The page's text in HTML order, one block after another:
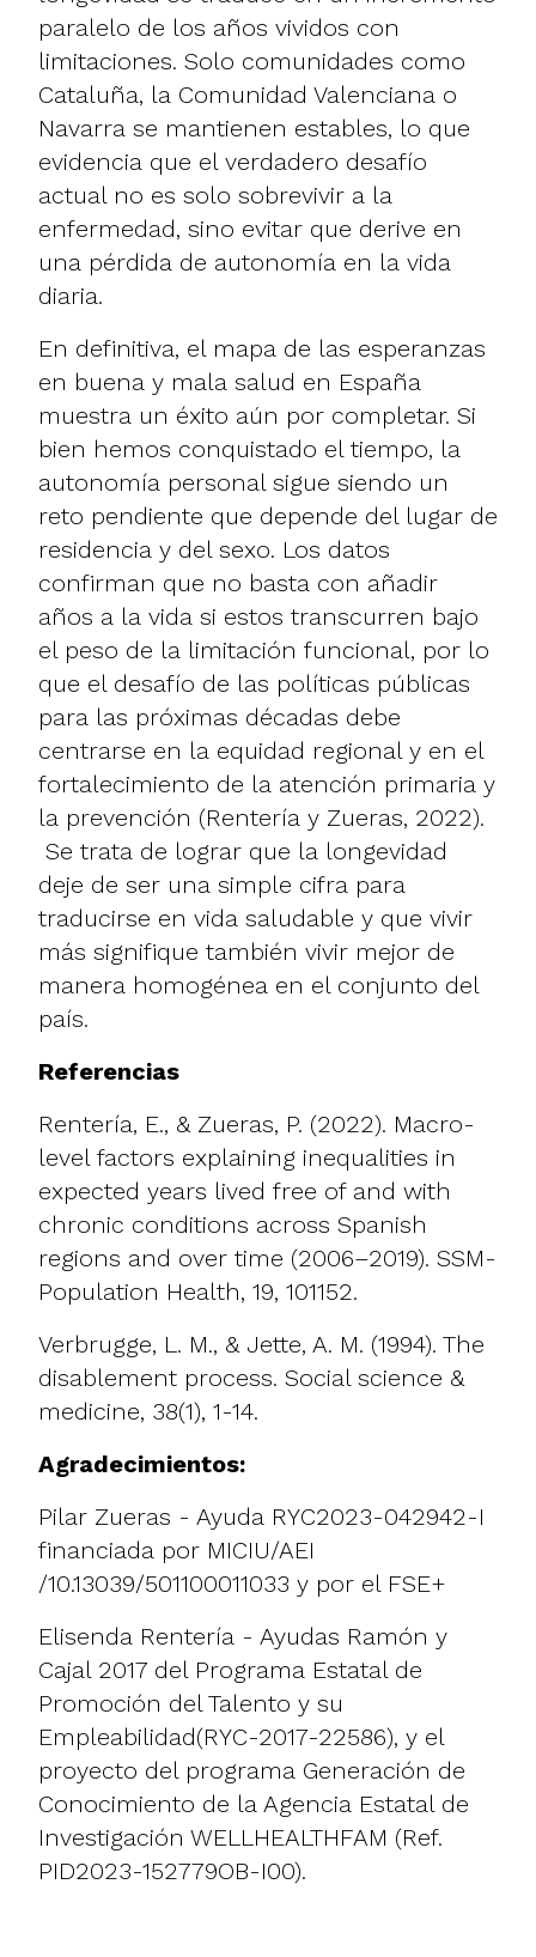
paralelo de los años vividos con
limitaciones. Solo comunidades como
Cataluña, la Comunidad Valenciana o
Navarra se mantienen estables, lo que
evidencia que el verdadero desafío
actual no es solo sobrevivir a la
enfermedad, sino evitar que derive en
una pérdida de autonomía en la vida
diaria.
En definitiva, el mapa de las esperanzas
en buena y mala salud en España
muestra un éxito aún por completar. Si
bien hemos conquistado el tiempo, la
autonomía personal sigue siendo un
reto pendiente que depende del lugar de
residencia y del sexo. Los datos
confirman que no basta con añadir
años a la vida si estos transcurren bajo
el peso de la limitación funcional, por lo
que el desafío de las políticas públicas
para las próximas décadas debe
centrarse en la equidad regional y en el
fortalecimiento de la atención primaria y
la prevención (Rentería y Zueras, 2022).
Se trata de lograr que la longevidad
deje de ser una simple cifra para
traducirse en vida saludable y que vivir
más signifique también vivir mejor de
manera homogénea en el conjunto del
país.
Referencias
Rentería, E., & Zueras, P. (2022). Macro-
level factors explaining inequalities in
expected years lived free of and with
chronic conditions across Spanish
regions and over time (2006–2019). SSM-
Population Health, 19, 101152.
Verbrugge, L. M., & Jette, A. M. (1994). The
disablement process. Social science &
medicine, 38(1), 1-14.
Agradecimientos:
Pilar Zueras - Ayuda RYC2023-042942-I
financiada por MICIU/AEI
/10.13039/501100011033 y por el FSE+
Elisenda Rentería - Ayudas Ramón y
Cajal 2017 del Programa Estatal de
Promoción del Talento y su
Empleabilidad(RYC-2017-22586), y el
proyecto del programa Generación de
Conocimiento de la Agencia Estatal de
Investigación WELLHEALTHFAM (Ref.
PID2023-152779OB-I00).